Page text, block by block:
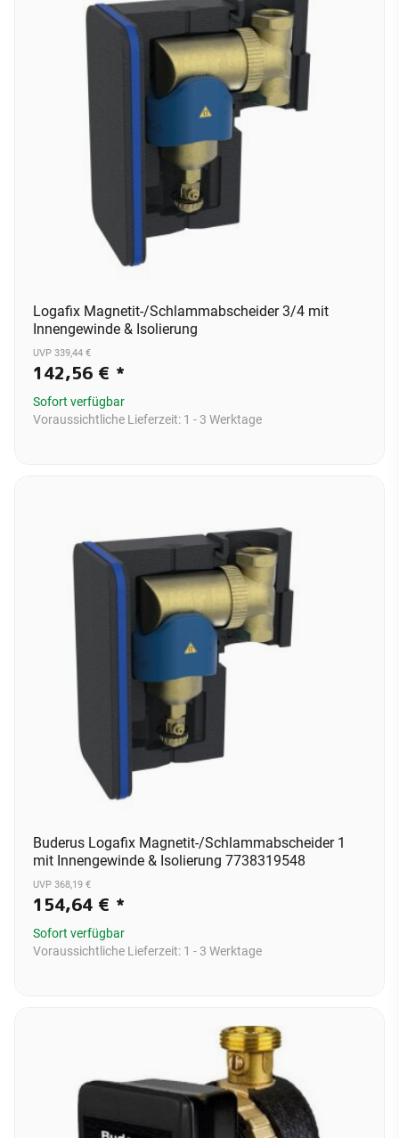
Logafix Magnetit-/Schlammabscheider 3/4 mit
Innengewinde & Isolierung
UVP 339,44 €
142,56 € *
Sofort verfügbar
Voraussichtliche Lieferzeit: 1 - 3 Werktage
Buderus Logafix Magnetit-/Schlammabscheider 1
mit Innengewinde & Isolierung 7738319548
UVP 368,19 €
154,64 € *
Sofort verfügbar
Voraussichtliche Lieferzeit: 1 - 3 Werktage